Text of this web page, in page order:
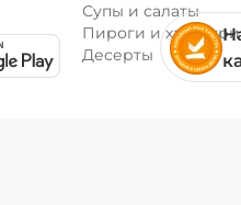
Супы и салаты
Пироги и хачапури
Десерты